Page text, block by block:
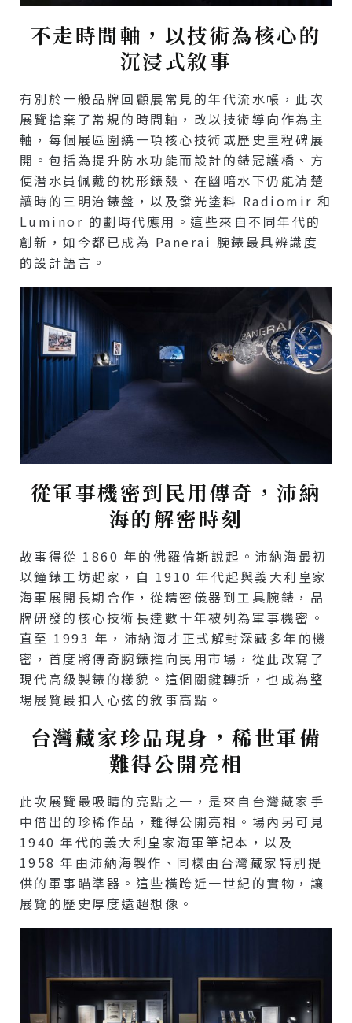
不走時間軸，以技術為核心的
沉浸式敘事
有別於一般品牌回顧展常見的年代流水帳，此次
展覽捨棄了常規的時間軸，改以技術導向作為主
軸，每個展區圍繞一項核心技術或歷史里程碑展
開。包括為提升防水功能而設計的錶冠護橋、方
便潛水員佩戴的枕形錶殼、在幽暗水下仍能清楚
讀時的三明治錶盤，以及發光塗料 Radiomir 和
Luminor 的劃時代應用。這些來自不同年代的
創新，如今都已成為 Panerai 腕錶最具辨識度
的設計語言。
從軍事機密到民用傳奇，沛納
海的解密時刻
故事得從 1860 年的佛羅倫斯說起。沛納海最初
以鐘錶工坊起家，自 1910 年代起與義大利皇家
海軍展開長期合作，從精密儀器到工具腕錶，品
牌研發的核心技術長達數十年被列為軍事機密。
直至 1993 年，沛納海才正式解封深藏多年的機
密，首度將傳奇腕錶推向民用市場，從此改寫了
現代高級製錶的樣貌。這個關鍵轉折，也成為整
場展覽最扣人心弦的敘事高點。
台灣藏家珍品現身，稀世軍備
難得公開亮相
此次展覽最吸睛的亮點之一，是來自台灣藏家手
中借出的珍稀作品，難得公開亮相。場內另可見
1940 年代的義大利皇家海軍筆記本，以及
1958 年由沛納海製作、同樣由台灣藏家特別提
供的軍事瞄準器。這些橫跨近一世紀的實物，讓
展覽的歷史厚度遠超想像。